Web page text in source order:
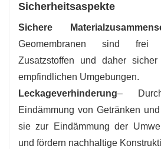
Sicherheitsaspekte
Sichere
Geomembranen sind frei
Zusatzstoffen und daher
empfindlichen Umgebungen.
Leckageverhinderung–
Eindämmung von Getränken
sie zur Eindämmung der
und fördern nachhaltige